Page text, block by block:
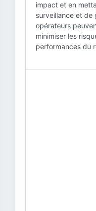
impact et en
surveillance et de
opérateurs
minimiser les
performances du